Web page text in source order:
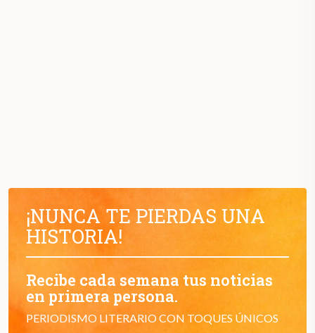
¡NUNCA TE PIERDAS UNA
HISTORIA!
Recibe cada semana tus noticias
en primera persona.
PERIODISMO LITERARIO CON TOQUES ÚNICOS